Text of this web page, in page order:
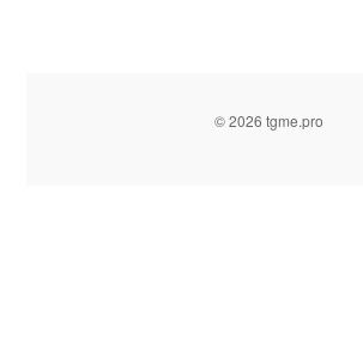
© 2026 tgme.pro